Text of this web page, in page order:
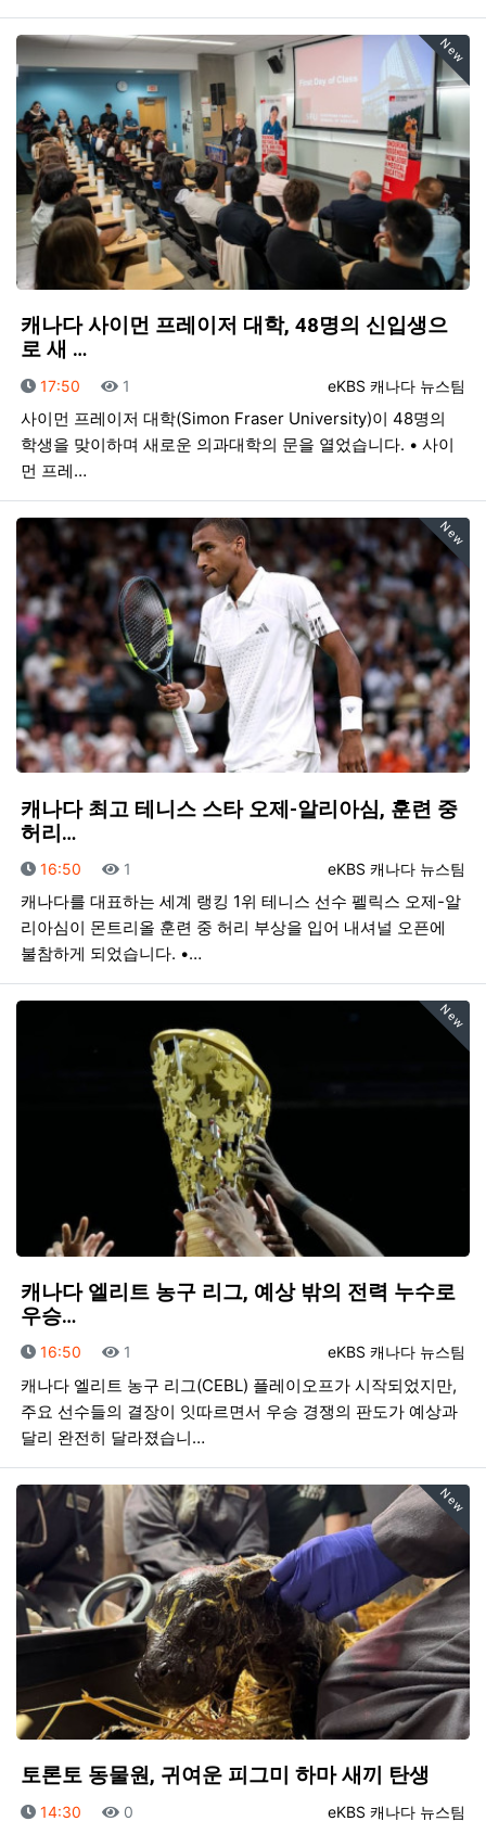
New
캐나다 사이먼 프레이저 대학, 48명의 신입생으
로 새 …
등록자
eKBS 캐나다 뉴스팀
등록일
17:50 조회
1
사이먼 프레이저 대학(Simon Fraser University)이 48명의
학생을 맞이하며 새로운 의과대학의 문을 열었습니다. • 사이
먼 프레…
New
캐나다 최고 테니스 스타 오제-알리아심, 훈련 중
허리…
등록자
eKBS 캐나다 뉴스팀
등록일
16:50 조회
1
캐나다를 대표하는 세계 랭킹 1위 테니스 선수 펠릭스 오제-알
리아심이 몬트리올 훈련 중 허리 부상을 입어 내셔널 오픈에
불참하게 되었습니다. •…
New
캐나다 엘리트 농구 리그, 예상 밖의 전력 누수로
우승…
등록자
eKBS 캐나다 뉴스팀
등록일
16:50 조회
1
캐나다 엘리트 농구 리그(CEBL) 플레이오프가 시작되었지만,
주요 선수들의 결장이 잇따르면서 우승 경쟁의 판도가 예상과
달리 완전히 달라졌습니…
New
토론토 동물원, 귀여운 피그미 하마 새끼 탄생
등록자
eKBS 캐나다 뉴스팀
등록일
14:30 조회
0